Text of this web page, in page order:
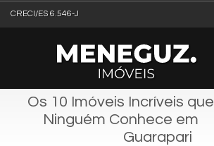
CRECI/ES 6.546-J
Os 10 Imóveis Incríveis que
Ninguém Conhece em
Guarapari